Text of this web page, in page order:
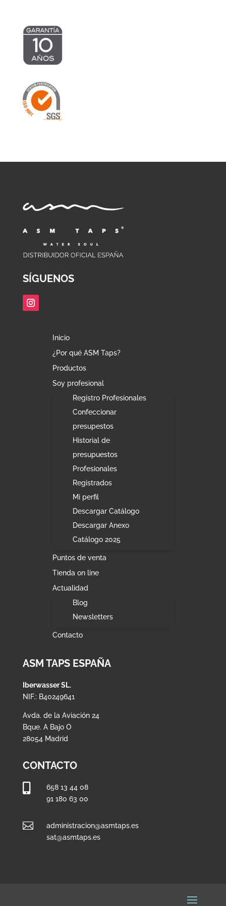
SÍGUENOS
Inicio
¿Por qué ASM Taps?
Productos
Soy profesional
Registro Profesionales
Confeccionar
presupestos
Historial de
presupuestos
Profesionales
Registrados
Mi perfil
Descargar Catálogo
Descargar Anexo
Catálogo 2025
Puntos de venta
Tienda on line
Actualidad
Blog
Newsletters
Contacto
ASM TAPS ESPAÑA
Iberwasser SL.
NIF.: B40249641
Avda. de la Aviación 24
Bque. A Bajo O
28054 Madrid
CONTACTO
658 13 44 08
91 180 63 00

administracion@asmtaps.es
sat@asmtaps.es